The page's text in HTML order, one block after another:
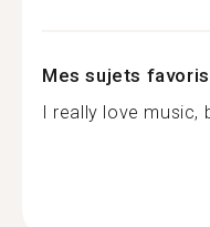
Mes sujets favoris
I really love music,